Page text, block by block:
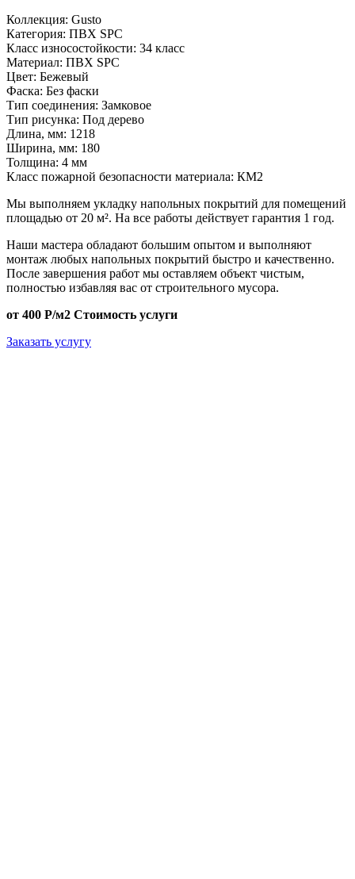
Коллекция: Gusto
Категория: ПВХ SPC
Класс износостойкости: 34 класс
Материал: ПВХ SPC
Цвет: Бежевый
Фаска: Без фаски
Тип соединения: Замковое
Тип рисунка: Под дерево
Длина, мм: 1218
Ширина, мм: 180
Толщина: 4 мм
Класс пожарной безопасности материала: КМ2
Мы выполняем укладку напольных покрытий для помещений
площадью от 20 м². На все работы действует гарантия 1 год.
Наши мастера обладают большим опытом и выполняют
монтаж любых напольных покрытий быстро и качественно.
После завершения работ мы оставляем объект чистым,
полностью избавляя вас от строительного мусора.
от 400 Р/м2 Стоимость услуги
Заказать услугу